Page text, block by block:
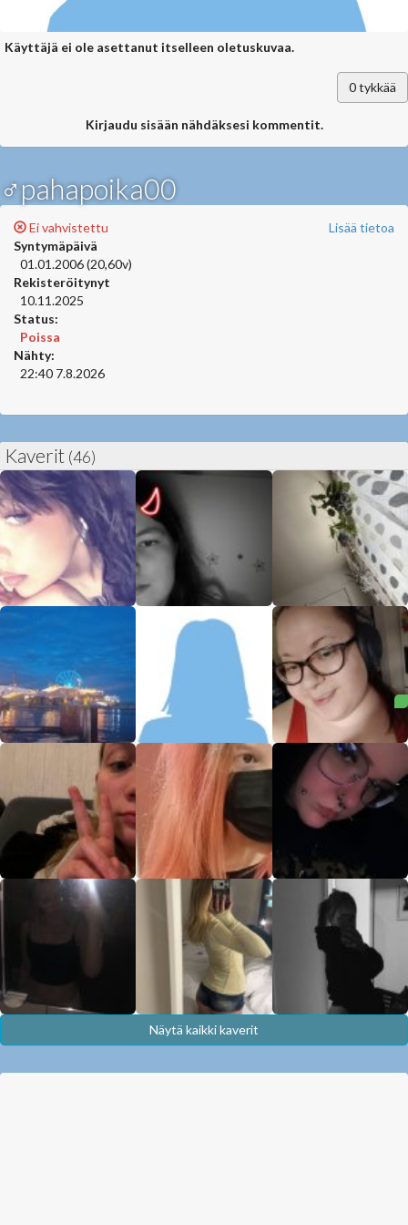
Käyttäjä ei ole asettanut itselleen oletuskuvaa.
0tykkää
Kirjaudu sisään nähdäksesi kommentit.
♂pahapoika00
Lisää tietoa
Ei vahvistettu
Syntymäpäivä
01.01.2006 (20,60v)
Rekisteröitynyt
10.11.2025
Status:
Poissa
Nähty:
22:40 7.8.2026
Kaverit (46)
Näytä kaikki kaverit